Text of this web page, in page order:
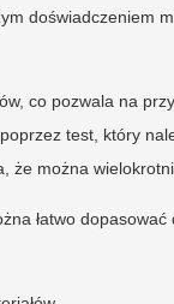
doświadczeniem
co pozwala na
test, który
że można
łatwo